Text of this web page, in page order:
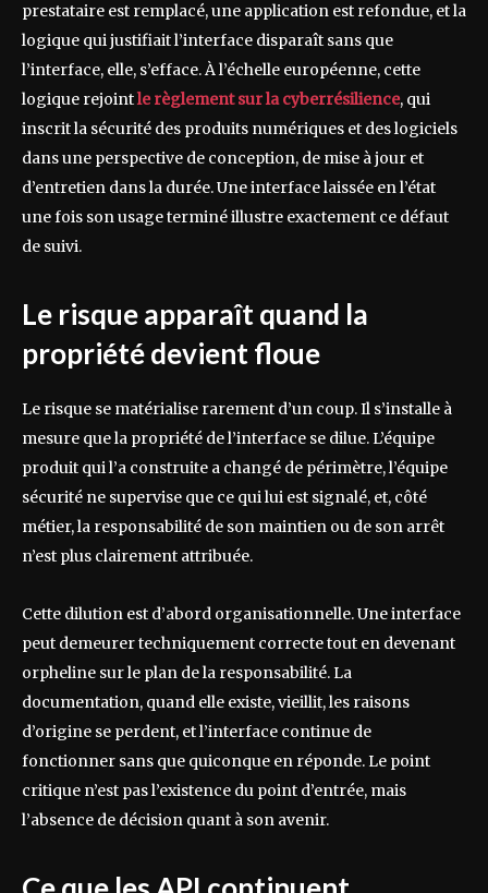
prestataire est remplacé, une application est refondue, et la
logique qui justifiait l’interface disparaît sans que
l’interface, elle, s’efface. À l’échelle européenne, cette
logique rejointle règlement sur la cyberrésilience, qui
inscrit la sécurité des produits numériques et des logiciels
dans une perspective de conception, de mise à jour et
d’entretien dans la durée. Une interface laissée en l’état
une fois son usage terminé illustre exactement ce défaut
de suivi.
Le risque apparaît quand la
propriété devient floue
Le risque se matérialise rarement d’un coup. Il s’installe à
mesure que la propriété de l’interface se dilue. L’équipe
produit qui l’a construite a changé de périmètre, l’équipe
sécurité ne supervise que ce qui lui est signalé, et, côté
métier, la responsabilité de son maintien ou de son arrêt
n’est plus clairement attribuée.
Cette dilution est d’abord organisationnelle. Une interface
peut demeurer techniquement correcte tout en devenant
orpheline sur le plan de la responsabilité. La
documentation, quand elle existe, vieillit, les raisons
d’origine se perdent, et l’interface continue de
fonctionner sans que quiconque en réponde. Le point
critique n’est pas l’existence du point d’entrée, mais
l’absence de décision quant à son avenir.